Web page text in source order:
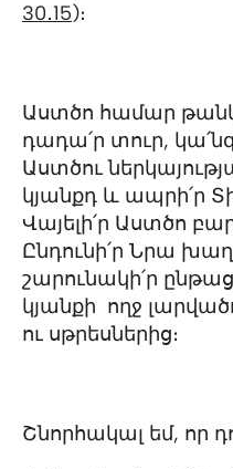
‭30․15‬‬)։
Աստծո համար թանկ
դադա՛ր տուր,
Աստծու
կյանքդ և ապրի՛ր
Վայելի՛ր Աստծո
Ընդունի՛ր Նրա
շարունակի՛ր
կյանքի ողջ
ու սթրեսներից։
Շնորհակալ եմ, որ